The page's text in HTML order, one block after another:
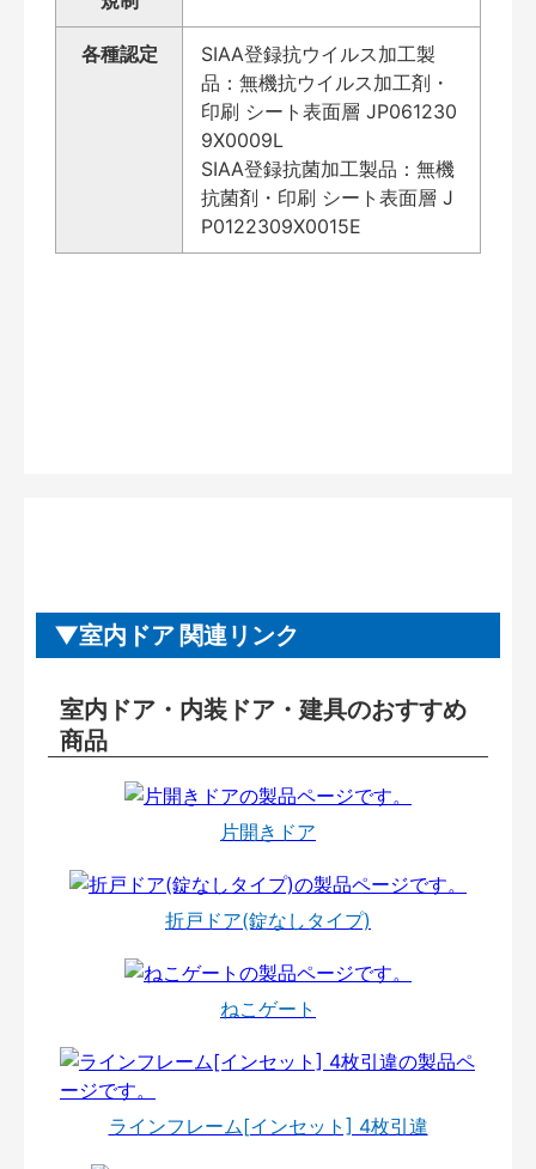
各種認定
SIAA登録抗ウイルス加工製
品：無機抗ウイルス加工剤・
印刷 シート表面層 JP061230
9X0009L
SIAA登録抗菌加工製品：無機
抗菌剤・印刷 シート表面層 J
P0122309X0015E
室内ドア 関連リンク
室内ドア・内装ドア・建具のおすすめ
商品
片開きドア
折戸ドア(錠なしタイプ)
ねこゲート
ラインフレーム[インセット] 4枚引違